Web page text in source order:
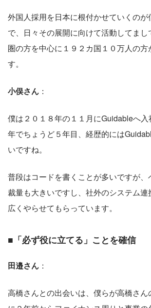
外国人採用を日本に根付かせていくの
で、日々その展開に向けて活動してま
圏の方を中心に１９２カ国１０万人の方
す。
小俣さん ：
僕は２０１８年の１１月にGuidableへ
年でちょうど５年目、経歴的には
いですね。
普段はコードを書くことが多いですが、
裁量も大きいですし、社外のシステム
広くやらせてもらっています。
■「必ず役に立てる」ことを確信
田邉さん ：
高橋さんとの出会いは、僕らが高橋さ